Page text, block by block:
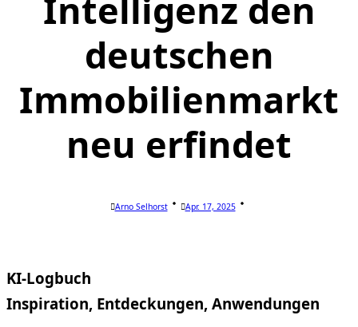
Intelligenz den
deutschen
Immobilienmarkt
neu erfindet
Arno Selhorst Apr. 17, 2025
KI-Logbuch
Inspiration, Entdeckungen, Anwendungen